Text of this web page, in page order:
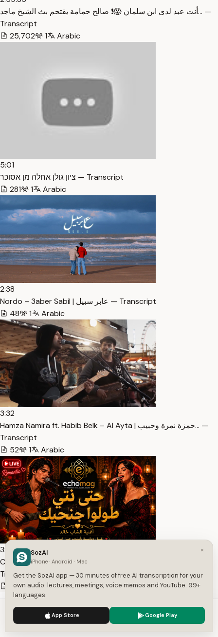
أنت عبد لدى ابن سلمان 😱❗ صالح حمامة يقتحم بث الشيخ ماجد… —
Transcript
25,702
1 Arabic
5:01
ציון גולן אחלה מן אסוכר — Transcript
281
1 Arabic
2:38
Nordo – 3aber Sabil | عابر سبيل — Transcript
48
1 Arabic
3:32
Hamza Namira ft. Habib Belk – Al Ayta | حمزة نمرة وحبيب… —
Transcript
52
1 Arabic
3:59
Cheb Khaled – Hta Nti Twalo Jnahik (حتى نتي طولو جنحيك)… —
Transcript
12
1 Arabic
We use cookies to enhance your experience.
×
SozAI
iPhone · Android · Mac
Get the SozAI app — 30 minutes of free AI transcription for your
own audio: lectures, meetings, voice memos and YouTube. 99+
languages.
App Store Google Play